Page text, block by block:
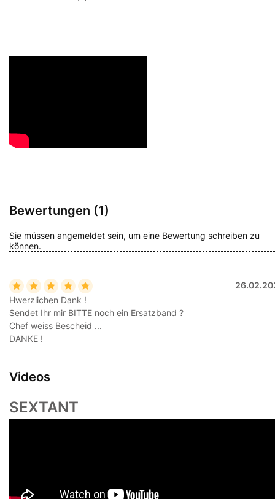
Bewertungen (1)
Sie müssen angemeldet sein, um eine Bewertung schreiben zu
können.
Hwerzlichen Dank !
Sendet Ihr mir BITTE noch ein Ersatzband ?
Chef weiss Bescheid ...
DANKE !
Videos
SEXTANT